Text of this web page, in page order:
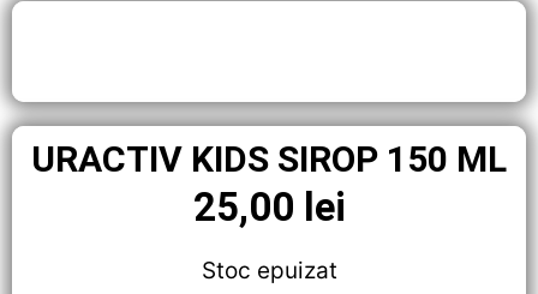
URACTIV KIDS SIROP 150 ML
25,00 lei
Stoc epuizat